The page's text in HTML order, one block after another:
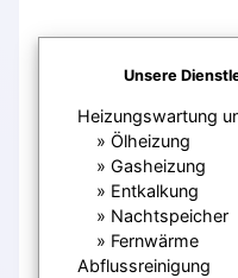
Unsere
Heizungswartung
Ölheizung
Gasheizung
Entkalkung
Nachtspeicher
Fernwärme
Abflussreinigung